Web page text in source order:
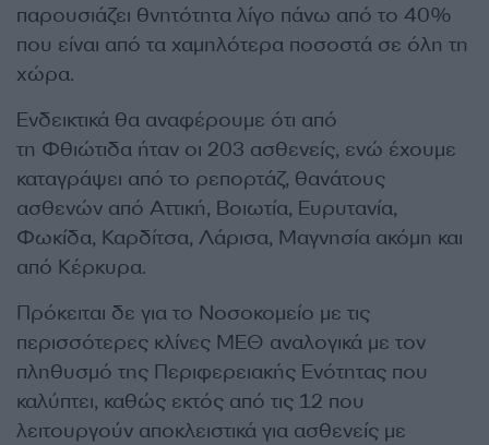
παρουσιάζει θνητότητα λίγο πάνω από το 40%
που είναι από τα χαμηλότερα ποσοστά σε όλη τη
χώρα.
Ενδεικτικά θα αναφέρουμε ότι από
τη Φθιώτιδα ήταν οι 203 ασθενείς, ενώ έχουμε
καταγράψει από το ρεπορτάζ, θανάτους
ασθενών από Αττική, Βοιωτία, Ευρυτανία,
Φωκίδα, Καρδίτσα, Λάρισα, Μαγνησία ακόμη και
από Κέρκυρα.
Πρόκειται δε για το Νοσοκομείο με τις
περισσότερες κλίνες ΜΕΘ αναλογικά με τον
πληθυσμό της Περιφερειακής Ενότητας που
καλύπτει, καθώς εκτός από τις 12 που
λειτουργούν αποκλειστικά για ασθενείς με